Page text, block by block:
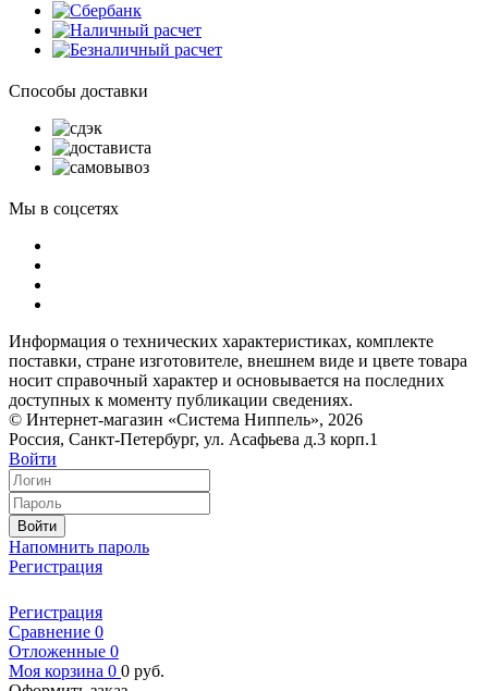
Способы доставки
Мы в соцсетях
Информация о технических характеристиках, комплекте
поставки, стране изготовителе, внешнем виде и цвете товара
носит справочный характер и основывается на последних
доступных к моменту публикации сведениях.
© Интернет-магазин «Система Ниппель», 2026
Россия, Санкт-Петербург, ул. Асафьева д.3 корп.1
Войти
Войти
Напомнить пароль
Регистрация
Регистрация
Сравнение 0
Отложенные 0
Моя корзина 0 0 руб.